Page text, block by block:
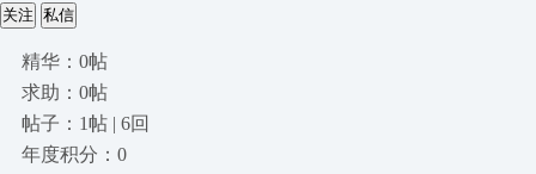
关注 私信
精华：0帖
求助：0帖
帖子：1帖 | 6回
年度积分：0